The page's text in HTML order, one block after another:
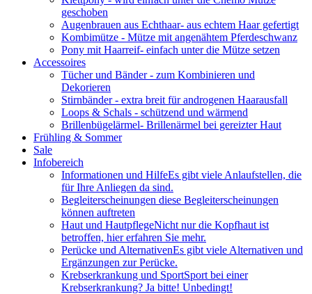
geschoben
Augenbrauen aus Echthaar- aus echtem Haar gefertigt
Kombimütze - Mütze mit angenähtem Pferdeschwanz
Pony mit Haarreif- einfach unter die Mütze setzen
Accessoires
Tücher und Bänder- zum Kombinieren und
Dekorieren
Stirnbänder- extra breit für androgenen Haarausfall
Loops & Schals - schützend und wärmend
Brillenbügelärmel- Brillenärmel bei gereizter Haut
Frühling & Sommer
Sale
Infobereich
Informationen und HilfeEs gibt viele Anlaufstellen, die
für Ihre Anliegen da sind.
Begleiterscheinungen diese Begleiterscheinungen
können auftreten
Haut und HautpflegeNicht nur die Kopfhaut ist
betroffen, hier erfahren Sie mehr.
Perücke und AlternativenEs gibt viele Alternativen und
Ergänzungen zur Perücke.
Krebserkrankung und SportSport bei einer
Krebserkrankung? Ja bitte! Unbedingt!